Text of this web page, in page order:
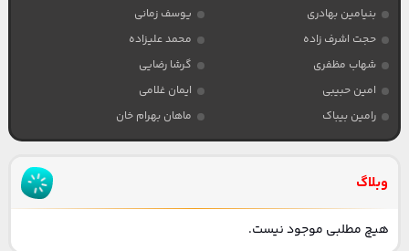
بنیامین بهادری
یوسف زمانی
حجت اشرف زاده
محمد علیزاده
شهاب مظفری
گرشا رضایی
امین حبیبی
ایمان غلامی
رامین بیباک
ماهان بهرام خان
وبلاگ
هیچ مطلبی موجود نیست.